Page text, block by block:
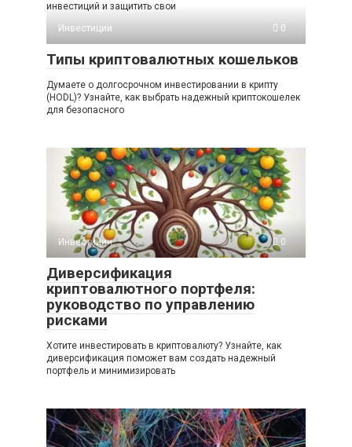
инвестиций и защитить свои
Инвестиции
0
Типы криптовалютных кошельков
Думаете о долгосрочном инвестировании в крипту
(HODL)? Узнайте, как выбрать надежный криптокошелек
для безопасного
Инвестиции 0
Диверсификация
криптовалютного портфеля:
руководство по управлению
рисками
Хотите инвестировать в криптовалюту? Узнайте, как
диверсификация поможет вам создать надежный
портфель и минимизировать